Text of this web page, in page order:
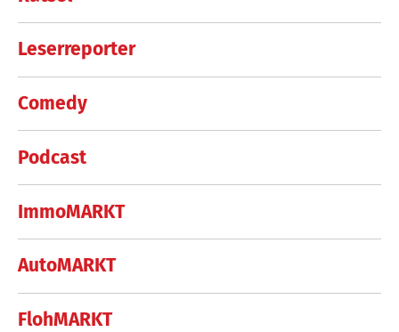
Leserreporter
Comedy
Podcast
ImmoMARKT
AutoMARKT
FlohMARKT